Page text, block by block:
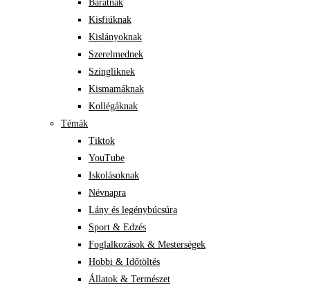
Barátnak
Kisfiúknak
Kislányoknak
Szerelmednek
Szingliknek
Kismamáknak
Kollégáknak
Témák
Tiktok
YouTube
Iskolásoknak
Névnapra
Lány és legénybúcsúra
Sport & Edzés
Foglalkozások & Mesterségek
Hobbi & Időtöltés
Állatok & Természet